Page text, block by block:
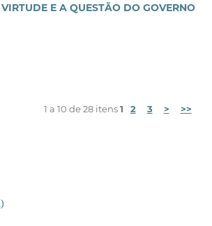
E A QUESTÃO DO GOVERNO
1 a 10 de 28 itens1 2 3 > >>